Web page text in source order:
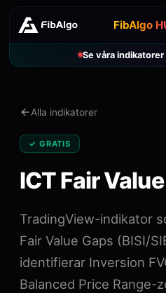
FibAlgo
Se våra indikatorer
Alla indikatorer
✓ GRATIS
ICT Fair
TradingView-indikator
Fair Value Gaps (BISI/
identifierar Inversion
Balanced Price Range-